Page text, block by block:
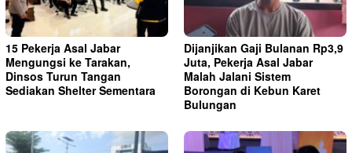
15 Pekerja Asal Jabar
Mengungsi ke Tarakan,
Dinsos Turun Tangan
Sediakan Shelter Sementara
Dijanjikan Gaji Bulanan Rp3,9
Juta, Pekerja Asal Jabar
Malah Jalani Sistem
Borongan di Kebun Karet
Bulungan